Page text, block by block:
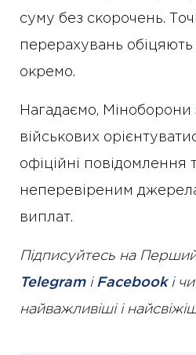
суму без скорочень.
перерахувань
окремо.
Нагадаємо, Міноборони
військових
офіційні повідомлення
неперевіреним
виплат.
Підписуйтесь на
Telegramі Facebookі
найважливіші і